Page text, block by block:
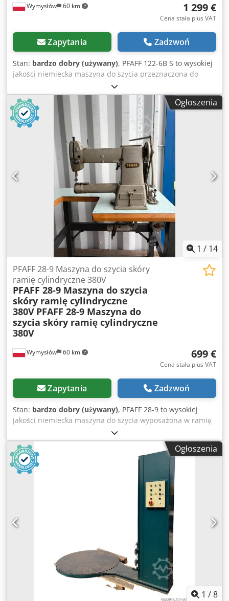
Wymysłów 60 km 1 299 €
Cena stała plus VAT
Zapytania Zadzwoń
Stan: bardzo dobry (używany), PFAFF 122-6B S to wysokiej
jakości niemiecka maszyna do szycia przeznaczona do
pracy z grubszymi materiałami. Wyposażona jest w
transport potrójny (krocząca stopka), który zapewnia
równomierne przesuwanie materiału podczas szycia.
Maszyna doskonale sprawdza się przy szyciu: skóry,
tapicerki meblowej, materiałów technicznych, plandek,
pasów, pokrowców. Dane techniczne: Codpfx Akezgm
Sdeveha Producent: PFAFF Model: 122-6B S Transport
potrójny Sterowanie pedałem nożnym Stół roboczy w
komplecie Stojak na szpulki Napęd paskowy Produkcja
niemiecka Stan: Maszyna używana, zachowana w dobrym
stanie wizualnym. Stan widoczny na zdjęciach.
Sprzedawana dokładnie w takim stanie, jak przedstawiono
na fotografiach.
Ogłoszenia
1 / 14
Wymysłów 60 km
PFAFF 28-9 Maszyna do szycia skóry
ramię cylindryczne 380V
PFAFF 28-9 Maszyna do szycia
skóry ramię cylindryczne
380V PFAFF 28-9 Maszyna do
szycia skóry ramię cylindryczne
380V
699 €
Cena stała plus VAT
Zapytania Zadzwoń
Stan: bardzo dobry (używany), PFAFF 28-9 to wysokiej
jakości niemiecka maszyna do szycia wyposażona w ramię
cylindryczne, stół roboczy oraz silnik. Konstrukcja tego typu
doskonale sprawdza się podczas szycia wyrobów
skórzanych, toreb, walizek, obuwia, tapicerki oraz innych
elementów o niestandardowych kształtach. Cjdpfszgf Tmex
Akvoha Dane techniczne * Producent: PFAFF * Model: 28-9
* Ramię cylindryczne * Zasilanie: 380 V * Silnik sprzęgłowy
CONSEW MT-M2 * Moc silnika: 0,37 kW (1/2 HP) * Prędkość
obrotowa silnika: 1425 obr./min * Napęd paskowy * Pedał
sterowania * Stojak na nić * Stabilny stół roboczy w
komplecie Stan Maszyna używana, zachowana w dobrym
stanie wizualnym. Stan widoczny na zdjęciach.
Sprzedawana dokładnie w takim stanie, jak przedstawiono
na fotografiach. W zestawie * Maszyna PFAFF 28-9 * Stół
roboczy * Silnik 380 V * Pedał sterowania * Elementy
widoczne na zdjęciach ID: 1081532201
Ogłoszenia
1 /8